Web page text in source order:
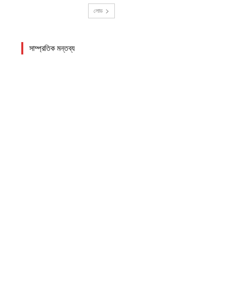
লোড
সাম্প্রতিক মন্তব্য